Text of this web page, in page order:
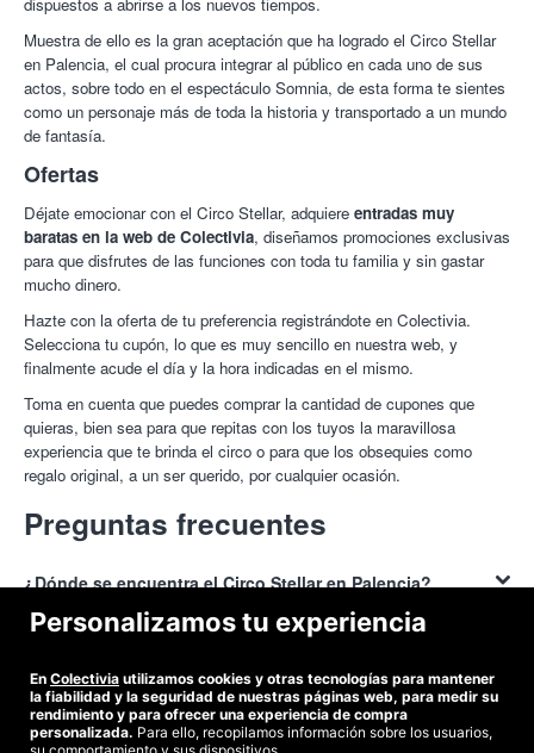
dispuestos a abrirse a los nuevos tiempos.
Muestra de ello es la gran aceptación que ha logrado el Circo Stellar
en Palencia, el cual procura integrar al público en cada uno de sus
actos, sobre todo en el espectáculo Somnia, de esta forma te sientes
como un personaje más de toda la historia y transportado a un mundo
de fantasía.
Ofertas
Déjate emocionar con el Circo Stellar, adquiere entradas muy
baratas en la web de Colectivia, diseñamos promociones exclusivas
para que disfrutes de las funciones con toda tu familia y sin gastar
mucho dinero.
Hazte con la oferta de tu preferencia registrándote en Colectivia.
Selecciona tu cupón, lo que es muy sencillo en nuestra web, y
finalmente acude el día y la hora indicadas en el mismo.
Toma en cuenta que puedes comprar la cantidad de cupones que
quieras, bien sea para que repitas con los tuyos la maravillosa
experiencia que te brinda el circo o para que los obsequies como
regalo original, a un ser querido, por cualquier ocasión.
Preguntas frecuentes
¿Dónde se encuentra el Circo Stellar en Palencia?
, se encuentra específicamente en el
coche ya que tenemos un área de parking para que disfrutes con la
tranquilidad de saber que está bien resguardado.
en Palencia?
Conseguirdescuentos para el Circo Stellar en Palencia es muy fácil,
Personalizamos tu experiencia
En Colectivia utilizamos cookies y otras tecnologías para mantener
la fiabilidad y la seguridad de nuestras páginas web, para medir su
rendimiento y para ofrecer una experiencia de compra
personalizada. Para ello, recopilamos información sobre los usuarios,